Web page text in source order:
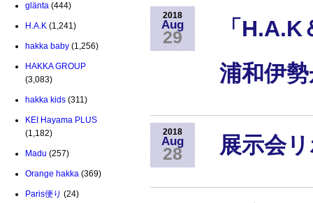
glänta (444)
H.A.K (1,241)
hakka baby (1,256)
HAKKA GROUP
(3,083)
hakka kids (311)
KEI Hayama PLUS
(1,182)
Madu (257)
Orange hakka (369)
Paris便り (24)
2018
Aug
29
「
浦和伊
2018
Aug
28 展示会